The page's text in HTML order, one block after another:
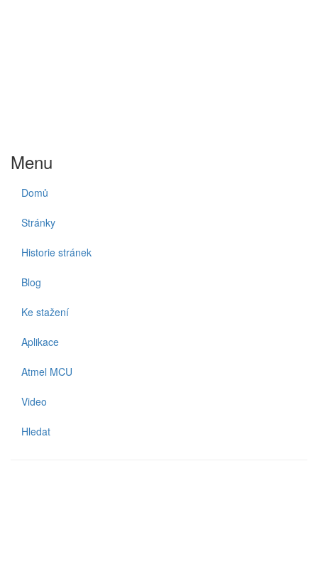
Menu
Domů
Stránky
Historie stránek
Blog
Ke stažení
Aplikace
Atmel MCU
Video
Hledat